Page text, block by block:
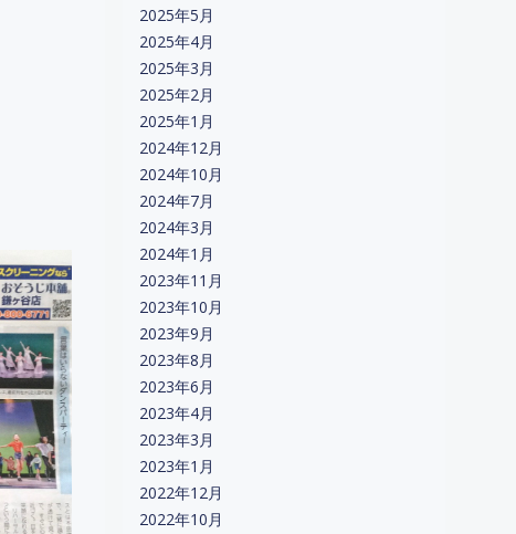
2025年5月
2025年4月
2025年3月
2025年2月
2025年1月
2024年12月
2024年10月
2024年7月
2024年3月
2024年1月
2023年11月
2023年10月
2023年9月
2023年8月
2023年6月
2023年4月
2023年3月
2023年1月
2022年12月
2022年10月